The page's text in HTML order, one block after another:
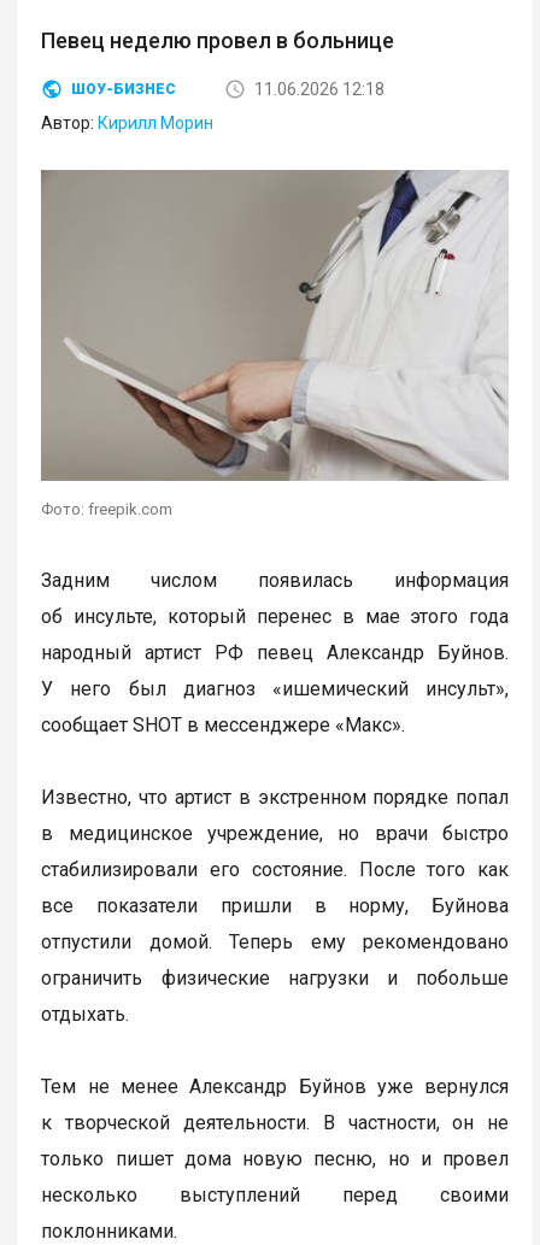
Певец неделю провел в больнице
ШОУ-БИЗНЕС
11.06.2026 12:18
Автор: Кирилл Морин
Фото: freepik.com
Задним числом появилась информация
об инсульте, который перенес в мае этого года
народный артист РФ певец Александр Буйнов.
У него был диагноз «ишемический инсульт»,
сообщает SHOT в мессенджере «Макс».
Известно, что артист в экстренном порядке попал
в медицинское учреждение, но врачи быстро
стабилизировали его состояние. После того как
все показатели пришли в норму, Буйнова
отпустили домой. Теперь ему рекомендовано
ограничить физические нагрузки и побольше
отдыхать.
Тем не менее Александр Буйнов уже вернулся
к творческой деятельности. В частности, он не
только пишет дома новую песню, но и провел
несколько выступлений перед своими
поклонниками.